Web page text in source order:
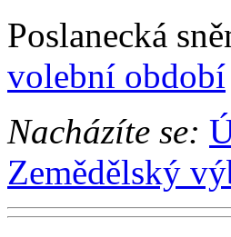
Poslanecká
volební období
Nacházíte se:
Zemědělský